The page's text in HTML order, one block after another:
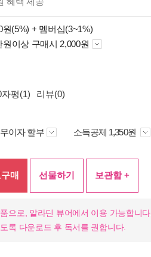
리보기
니다.
원(5%) + 멤버십(3~1%)
원이상 구매시 2,000원
자평(1) 리뷰(0)
무이자 할부 소득공제 1,350원
매 선물하기 보관함 +
으로, 알라딘 뷰어에서 이용 가능합니다.
록 다운로드 후 독서를 권합니다.